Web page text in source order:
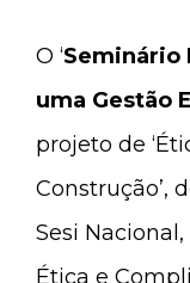
O ‘Seminário
uma Gestão
projeto de
Construção’,
Sesi
Ética e